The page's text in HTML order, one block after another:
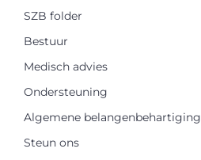
SZB folder
Bestuur
Medisch advies
Ondersteuning
Algemene belangenbehartiging
Steun ons